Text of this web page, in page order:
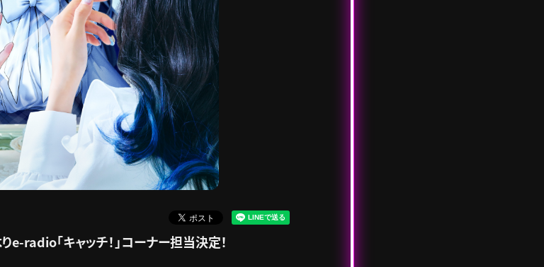
e-radio「キャッチ！」コーナー担当決定！